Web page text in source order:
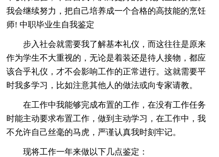
我会继续努力，把自己培养成一个合格的高技能的烹饪
师! 中职毕业生自我鉴定
步入社会就需要我了解基本礼仪，而这往往是原来
作为学生不大重视的，无论是着装还是待人接物，都应
该合乎礼仪，才不会影响工作的正常进行。这就需要平
时我多学习，比如注意其他人的做法或向专家请教。
在工作中我能够完成布置的工作，在没有工作任务
时能主动要求布置工作，做到主动学习，在工作中，我
不允许自己丝毫的马虎，严谨认真我时刻牢记。
现将工作一年来做以下几点鉴定：